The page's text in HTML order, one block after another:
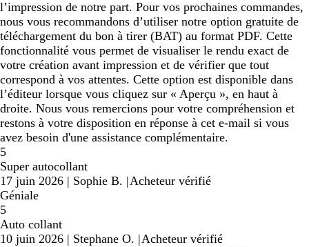
l’impression de notre part. Pour vos prochaines commandes,
nous vous recommandons d’utiliser notre option gratuite de
téléchargement du bon à tirer (BAT) au format PDF. Cette
fonctionnalité vous permet de visualiser le rendu exact de
votre création avant impression et de vérifier que tout
correspond à vos attentes. Cette option est disponible dans
l’éditeur lorsque vous cliquez sur « Aperçu », en haut à
droite. Nous vous remercions pour votre compréhension et
restons à votre disposition en réponse à cet e-mail si vous
avez besoin d'une assistance complémentaire.
5
Super autocollant
17 juin 2026 | Sophie B. |Acheteur vérifié
Géniale
5
Auto collant
10 juin 2026 | Stephane O. |Acheteur vérifié